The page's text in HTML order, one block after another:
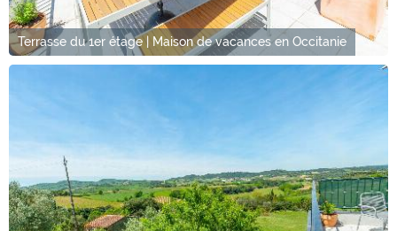
Terrasse du 1er étage | Maison de vacances en Occitanie